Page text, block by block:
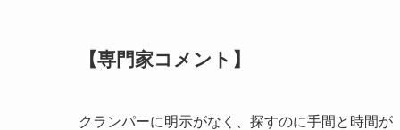
【専門家コメント】
クランパーに明示がなく、探すのに手間と時間が